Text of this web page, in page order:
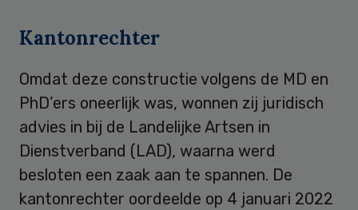
Kantonrechter
Omdat deze constructie volgens de MD en
PhD’ers oneerlijk was, wonnen zij juridisch
advies in bij de Landelijke Artsen in
Dienstverband (LAD), waarna werd
besloten een zaak aan te spannen. De
kantonrechter oordeelde op 4 januari 2022